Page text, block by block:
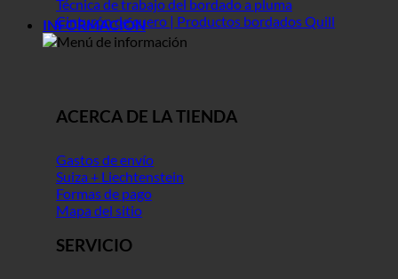
Técnica de trabajo del bordado a pluma
Cinturón de cuero | Productos bordados Quill
INFORMACIÓN
ACERCA DE LA TIENDA
Gastos de envío
Suiza + Liechtenstein
Formas de pago
Mapa del sitio
SERVICIO